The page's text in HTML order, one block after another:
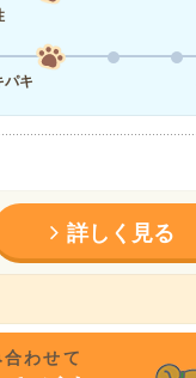
パキ
詳しく見る
わせて